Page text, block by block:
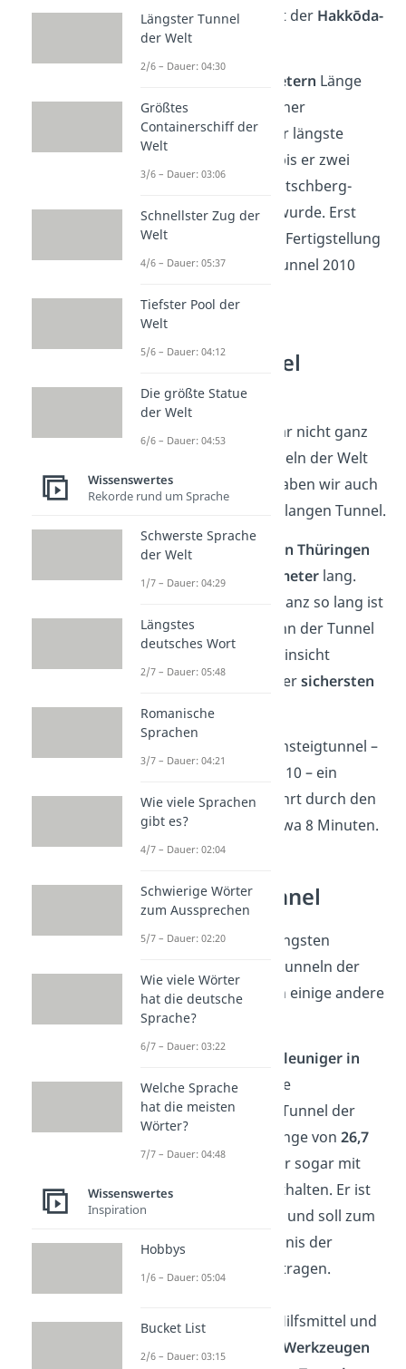
Tunnel der Welt belegt der Hakkōda-
Tunnelin Japan.
26,4 Kilometern Länge
war der Tunnel bei seiner
Fertigstellung 2005 der längste
Landtunnel der Welt, bis er zwei
Monate später vom Lötschberg-
Basistunnel überholt wurde. Erst
fünf Jahre nach seiner Fertigstellung
wurde der Hakkōda-Tunnel 2010
Längster Tunnel
Deutschlands
Deutschland kann zwar nicht ganz
mit den längsten Tunneln der Welt
mithalten, trotzdem haben wir auch
einen fast 8 Kilometer langen Tunnel.
DerRennsteigtunnel in Thüringen
ist insgesamt 7,9 Kilometer lang.
Auch wenn das nicht ganz so lang ist
wie unsere Top 10, kann der Tunnel
trotzdem in anderer Hinsicht
punkten: Er ist einer dersichersten
Tunnel Europas
Außerdem ist der Rennsteigtunnel –
anders als unsere Top 10 – ein
Autotunnel. Für die Fahrt durch den
Tunnel brauchst du etwa 8 Minuten.
Besondere Tunnel
Abgesehen von den längsten
Eisenbahn- oder Autotunneln der
Welt gibt es auch noch einige andere
besondere Tunnel.
Teilchenbeschleuniger in
Genfist der längste
wissenschaftliche Tunnel der
Welt. Mit seiner Länge von26,7
Kilometern
kann er sogar mit
unserer Top 10 mithalten. Er ist
ringförmig gebaut und soll zum
besseren Verständnis der
Teilchenphysik beitragen.
Ohne technische Hilfsmittel und
einfachen Werkzeugen
Längster Tunnel
der Welt
2/6 – Dauer: 04:30
Größtes
Containerschiff der
Welt
3/6 – Dauer: 03:06
Schnellster Zug der
Welt
4/6 – Dauer: 05:37
Tiefster Pool der
Welt
5/6 – Dauer: 04:12
Die größte Statue
der Welt
6/6 – Dauer: 04:53
Wissenswertes
Rekorde rund um Sprache
Schwerste Sprache
der Welt
1/7 – Dauer: 04:29
Längstes
deutsches Wort
2/7 – Dauer: 05:48
Romanische
Sprachen
3/7 – Dauer: 04:21
Wie viele Sprachen
gibt es?
4/7 – Dauer: 02:04
Schwierige Wörter
zum Aussprechen
5/7 – Dauer: 02:20
Wie viele Wörter
hat die deutsche
Sprache?
6/7 – Dauer: 03:22
Welche Sprache
hat die meisten
Wörter?
7/7 – Dauer: 04:48
Wissenswertes
Inspiration
Hobbys
1/6 – Dauer: 05:04
Bucket List
2/6 – Dauer: 03:15